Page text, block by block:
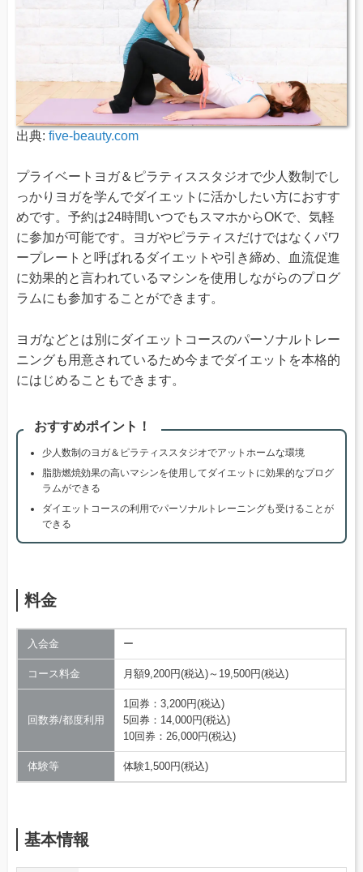
出典: five-beauty.com
プライベートヨガ＆ピラティススタジオで少人数制でし
っかりヨガを学んでダイエットに活かしたい方におすす
めです。予約は24時間いつでもスマホからOKで、気軽
に参加が可能です。ヨガやピラティスだけではなくパワ
ープレートと呼ばれるダイエットや引き締め、血流促進
に効果的と言われているマシンを使用しながらのプログ
ラムにも参加することができます。
ヨガなどとは別にダイエットコースのパーソナルトレー
ニングも用意されているため今までダイエットを本格的
にはじめることもできます。
おすすめポイント！
少人数制のヨガ＆ピラティススタジオでアットホームな環境
脂肪燃焼効果の高いマシンを使用してダイエットに効果的なプログ
ラムができる
ダイエットコースの利用でパーソナルトレーニングも受けることが
できる
料金
入会金 ー
コース料金 月額9,200円(税込)～19,500円(税込)
回数券/都度利用
1回券：3,200円(税込)
5回券：14,000円(税込)
10回券：26,000円(税込)
体験等 体験1,500円(税込)
基本情報